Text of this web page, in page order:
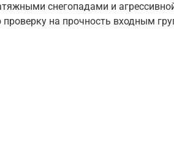
снегопадами и
проверку на прочность входным